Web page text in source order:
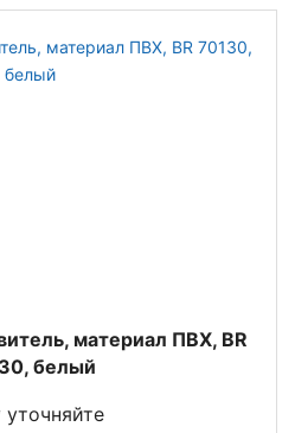
материал ПВХ, BR
белый
уточняйте